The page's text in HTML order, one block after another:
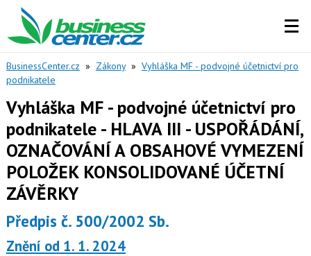
BusinessCenter.cz » Zákony » Vyhláška MF - podvojné účetnictví pro
podnikatele
Vyhláška MF - podvojné účetnictví pro
podnikatele - HLAVA III - USPOŘÁDÁNÍ,
OZNAČOVÁNÍ A OBSAHOVÉ VYMEZENÍ
POLOŽEK KONSOLIDOVANÉ ÚČETNÍ
ZÁVĚRKY
Předpis č. 500/2002 Sb.
Znění od 1. 1. 2024